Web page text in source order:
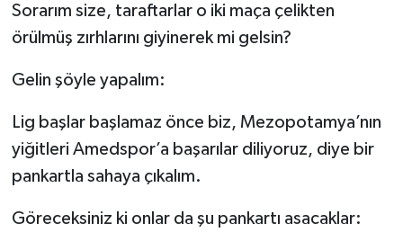
Sorarım size, taraftarlar o iki maça çelikten
örülmüş zırhlarını giyinerek mi gelsin?
Gelin şöyle yapalım:
Lig başlar başlamaz önce biz, Mezopotamya’nın
yiğitleri Amedspor’a başarılar diliyoruz, diye bir
pankartla sahaya çıkalım.
Göreceksiniz ki onlar da şu pankartı asacaklar: